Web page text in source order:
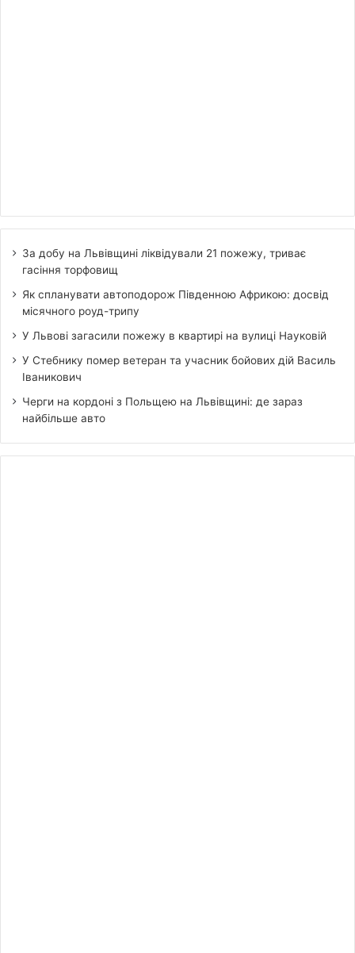
За добу на Львівщині ліквідували 21 пожежу, триває
гасіння торфовищ
Як спланувати автоподорож Південною Африкою: досвід
місячного роуд-трипу
У Львові загасили пожежу в квартирі на вулиці Науковій
У Стебнику помер ветеран та учасник бойових дій Василь
Іваникович
Черги на кордоні з Польщею на Львівщині: де зараз
найбільше авто